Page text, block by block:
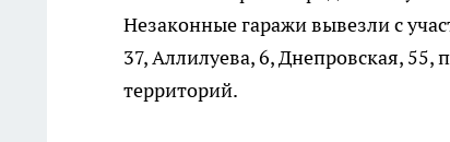
Незаконные гаражи вывезли с
37, Аллилуева, 6, Днепровская, 55,
территорий.